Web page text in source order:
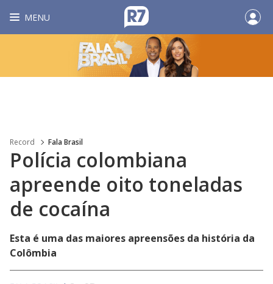
MENU
Record Fala Brasil
Polícia colombiana
apreende oito toneladas
de cocaína
Esta é uma das maiores apreensões da história da
Colômbia